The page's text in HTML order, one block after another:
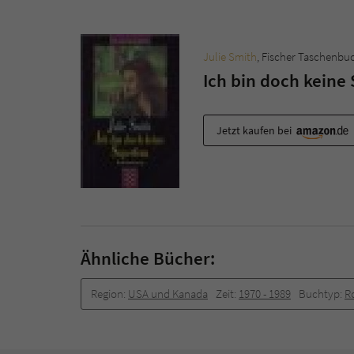
Julie Smith, Fischer
Ich bin doch keine
Jetzt kaufen bei
Ähnliche Bücher:
Region: USA und Kanada Zeit: 1970 -­ 1989 Buchtyp: